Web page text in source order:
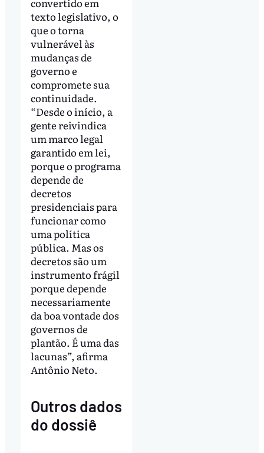
texto legislativo, o
que o torna
vulnerável às
mudanças de
governo e
compromete sua
continuidade.
“Desde o início, a
gente reivindica
um marco legal
garantido em lei,
porque o programa
depende de
decretos
presidenciais para
funcionar como
uma política
pública. Mas os
decretos são um
instrumento frágil
porque depende
necessariamente
da boa vontade dos
governos de
plantão. É uma das
lacunas”, afirma
Antônio Neto.
Outros dados
do dossiê